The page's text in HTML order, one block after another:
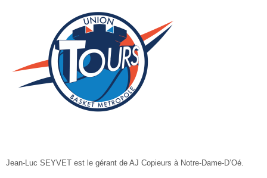
Jean-Luc SEYVET est le gérant de AJ Copieurs à Notre-Dame-D’Oé.